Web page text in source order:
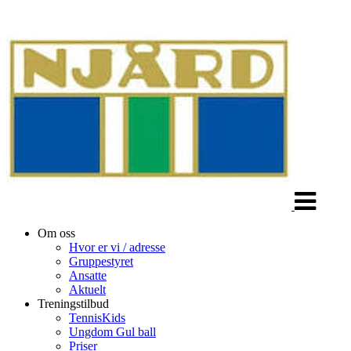
Om oss
Hvor er vi / adresse
Gruppestyret
Ansatte
Aktuelt
Treningstilbud
TennisKids
Ungdom Gul ball
Priser